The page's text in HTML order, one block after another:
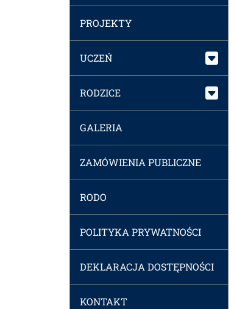
PROJEKTY
UCZEŃ
RODZICE
GALERIA
ZAMÓWIENIA PUBLICZNE
RODO
POLITYKA PRYWATNOŚCI
DEKLARACJA DOSTĘPNOŚCI
KONTAKT